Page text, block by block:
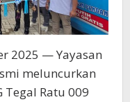
2025 — Yayasan
meluncurkan
Tegal Ratu 009